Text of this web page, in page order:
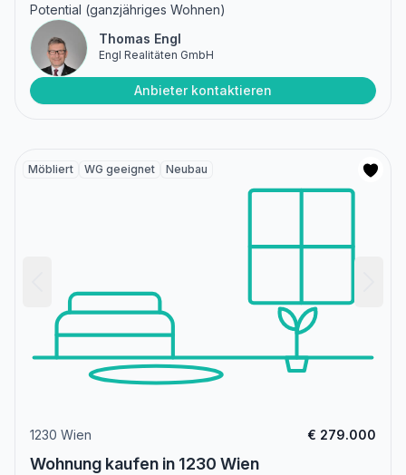
Potential (ganzjähriges Wohnen)
Thomas Engl
Engl Realitäten GmbH
Anbieter kontaktieren
Möbliert WG geeignet Neubau
1230 Wien € 279.000
Wohnung kaufen in 1230 Wien